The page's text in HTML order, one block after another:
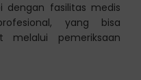
dengan fasilitas medis
yang bisa
melalui pemeriksaan